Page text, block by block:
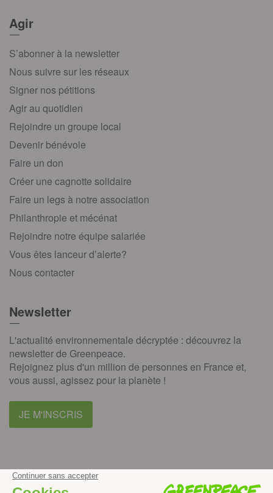
Agir
S’abonner à la newsletter
Nous suivre sur les réseaux
Signer nos pétitions
Agir au quotidien
Rejoindre un groupe local
Devenir bénévole
Faire un don
Créer une cagnotte solidaire
Faire un legs à notre association
Philanthropie et mécénat
Rejoindre notre équipe salariée
Vous êtes lanceur d’alerte?
Nous contacter
Newsletter
L'actualité environnementale décryptée : découvrez la
newsletter de Greenpeace.
Rejoignez plus d'un million de personnes en France et,
vous aussi, agissez pour la planète !
JE M'INSCRIS